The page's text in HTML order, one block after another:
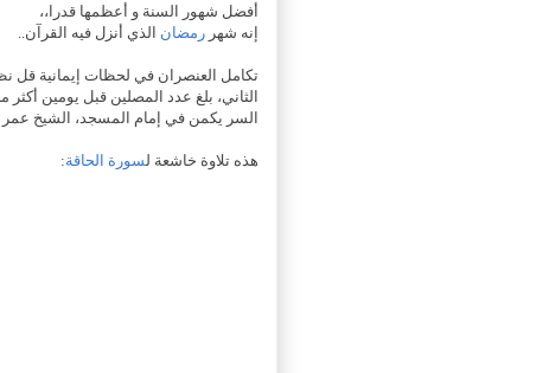
أفضل شهور السنة و أعظمها قدرا،،
إنه شهر رمضان الذي أنزل فيه القرآن..
تكامل العنصران في لحظات إيمانية قل
الثاني، بلغ عدد المصلين قبل يومين أكثر من 260 ألف مصلي، و تتوقع وفود أكبر من المصلين ليلة القدر بعد
السر يكمن في إمام المسجد، الشيخ
هذه تلاوة خاشعة لسورة الحاقة: